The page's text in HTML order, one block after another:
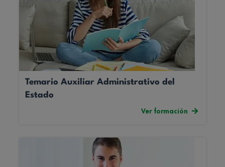
Temario Auxiliar Administrativo del
Estado
Ver formación